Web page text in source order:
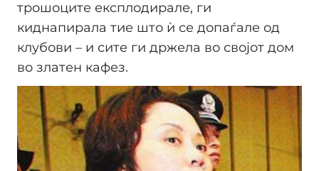
трошоците експлодирале, ги
киднапирала тие што ѝ се допаѓале од
клубови – и сите ги држела во својот дом
во златен кафез.